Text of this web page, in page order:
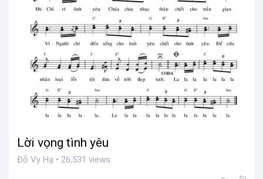
Lời vọng tình yêu
Đỗ Vy Hạ • 26,531 views